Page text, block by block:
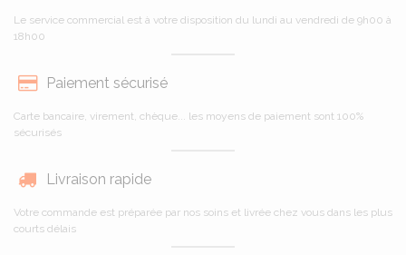
Le service commercial est à votre disposition du lundi au vendredi de 9h00 à
18h00
Paiement sécurisé
Carte bancaire, virement, chèque... les moyens de paiement sont 100%
sécurisés
Livraison rapide
Votre commande est préparée par nos soins et livrée chez vous dans les plus
courts délais